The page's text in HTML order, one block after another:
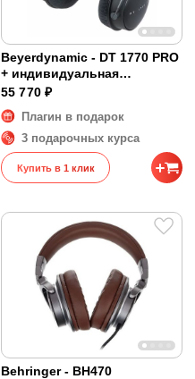
Beyerdynamic - DT 1770 PRO
+ индивидуальная
коррекция
55 770 ₽
Плагин в подарок
3 подарочных курса
Купить в 1 клик
Behringer - BH470